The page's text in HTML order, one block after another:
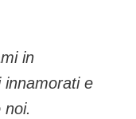
in
innamorati e
noi.